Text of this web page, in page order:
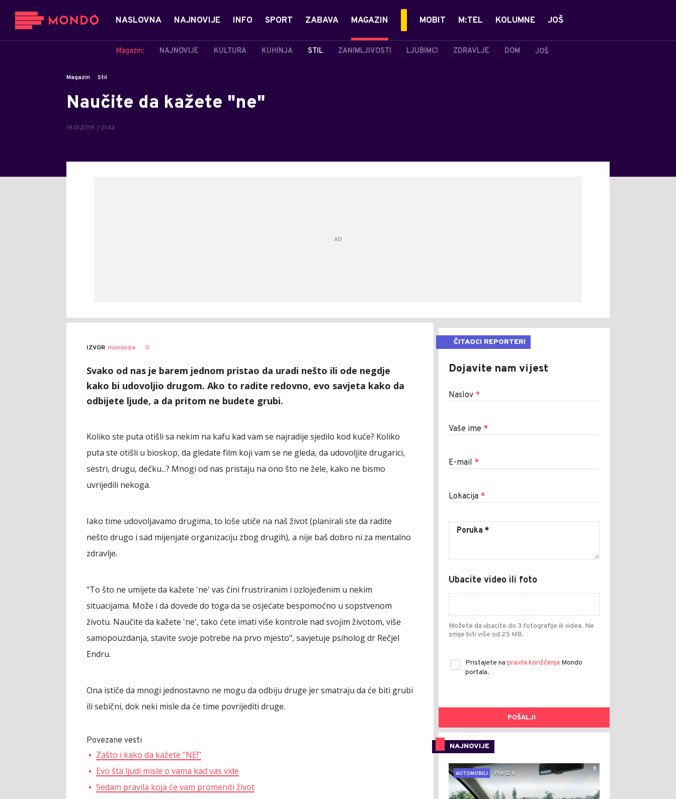
NASLOVNA NAJNOVIJE INFO SPORT ZABAVA MAGAZIN
Magazin: NAJNOVIJE KULTURA KUHINJA STIL ZANIMLJIVOSTI LJUBIMCI ZDRAVLJE DOM JOŠ
MOBIT M:TEL KOLUMNE JOŠ
Magazin Stil
Naučite da kažete "ne"
19.01.2019. / 21:42
IZVOR mondo.ba 0
Svako od nas je barem jednom pristao da uradi nešto ili ode negdje
kako bi udovoljio drugom. Ako to radite redovno, evo savjeta kako da
odbijete ljude, a da pritom ne budete grubi.
Koliko ste puta otišli sa nekim na kafu kad vam se najradije sjedilo kod kuće? Koliko
puta ste otišli u bioskop, da gledate film koji vam se ne gleda, da udovoljite drugarici,
sestri, drugu, dečku...? Mnogi od nas pristaju na ono što ne žele, kako ne bismo
uvrijedili nekoga.
Iako time udovoljavamo drugima, to loše utiče na naš život (planirali ste da radite
nešto drugo i sad mijenjate organizaciju zbog drugih), a nije baš dobro ni za mentalno
zdravlje.
"To što ne umijete da kažete 'ne' vas čini frustriranim i ozlojeđenim u nekim
situacijama. Može i da dovede do toga da se osjećate bespomoćno u sopstvenom
životu. Naučite da kažete 'ne', tako ćete imati više kontrole nad svojim životom, više
samopouzdanja, stavite svoje potrebe na prvo mjesto", savjetuje psiholog dr Rečjel
Endru.
Ona ističe da mnogi jednostavno ne mogu da odbiju druge jer smatraju da će biti grubi
ili sebični, dok neki misle da će time povrijediti druge.
Povezane vesti
Zašto i kako da kažete "NE!"
Evo šta ljudi misle o vama kad vas vide
Sedam pravila koja će vam promeniti život
ČITAOCI REPORTERI
Dojavite nam vijest
Naslov *
Vaše ime *
E-mail *
Lokacija *
Ubacite video ili foto
Možete da ubacite do 3 fotografije ili videa. Ne
smije biti više od 25 MB.
Pristajete na pravila korišćenja Mondo
portala.
POŠALJI
NAJNOVIJE
0
AUTOMOBILI
Pre 12 h